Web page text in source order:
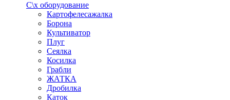
С\х оборудование
Картофелесажалка
Борона
Культиватор
Плуг
Сеялка
Косилка
Грабли
ЖАТКА
Дробилка
Каток